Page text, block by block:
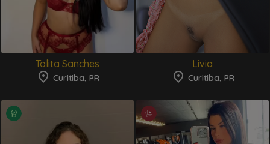
Talita Sanches
Curitiba, PR
Livia
Curitiba, PR